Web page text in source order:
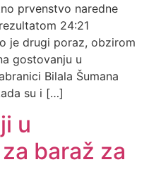
prvenstvo naredne
24:21
je drugi poraz, obzirom
gostovanju u
Bilala Šumana
su i […]
u
baraž za